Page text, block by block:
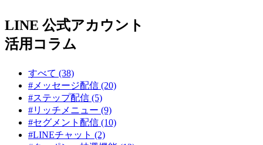
LINE 公式アカウント
活用コラム
すべて (38)
#メッセージ配信 (20)
#ステップ配信 (5)
#リッチメニュー (9)
#セグメント配信 (10)
#LINEチャット (2)